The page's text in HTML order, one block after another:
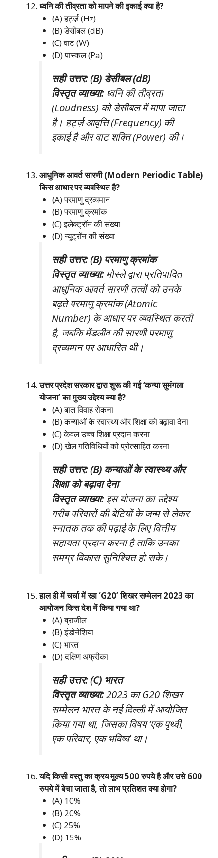
ध्वनि की तीव्रता को मापने की इकाई क्या है?
(A) हर्ट्ज़ (Hz)
(B) डेसीबल (dB)
(C) वाट (W)
(D) पास्कल (Pa)
सही उत्तर: (B) डेसीबल (dB)
विस्तृत व्याख्या:ध्वनि की तीव्रता
(Loudness) को डेसीबल में मापा जाता
है। हर्ट्ज़ आवृत्ति (Frequency) की
इकाई है और वाट शक्ति (Power) की।
आधुनिक आवर्त सारणी (Modern Periodic Table)
किस आधार पर व्यवस्थित है?
(A) परमाणु द्रव्यमान
(B) परमाणु क्रमांक
(C) इलेक्ट्रॉन की संख्या
(D) न्यूट्रॉन की संख्या
सही उत्तर: (B) परमाणु क्रमांक
विस्तृत व्याख्या:मोस्ले द्वारा प्रतिपादित
आधुनिक आवर्त सारणी तत्वों को उनके
बढ़ते परमाणु क्रमांक (Atomic
Number) के आधार पर व्यवस्थित करती
है, जबकि मेंडलीव की सारणी परमाणु
द्रव्यमान पर आधारित थी।
उत्तर प्रदेश सरकार द्वारा शुरू की गई ‘कन्या सुमंगला
योजना’ का मुख्य उद्देश्य क्या है?
(A) बाल विवाह रोकना
(B) कन्याओं के स्वास्थ्य और शिक्षा को बढ़ावा देना
(C) केवल उच्च शिक्षा प्रदान करना
(D) खेल गतिविधियों को प्रोत्साहित करना
सही उत्तर: (B) कन्याओं के स्वास्थ्य और
शिक्षा को बढ़ावा देना
विस्तृत व्याख्या:इस योजना का उद्देश्य
गरीब परिवारों की बेटियों के जन्म से लेकर
स्नातक तक की पढ़ाई के लिए वित्तीय
सहायता प्रदान करना है ताकि उनका
समग्र विकास सुनिश्चित हो सके।
हाल ही में चर्चा में रहा ‘G20’ शिखर सम्मेलन 2023 का
आयोजन किस देश में किया गया था?
(A) ब्राजील
(B) इंडोनेशिया
(C) भारत
(D) दक्षिण अफ्रीका
सही उत्तर: (C) भारत
विस्तृत व्याख्या:2023 का G20 शिखर
सम्मेलन भारत के नई दिल्ली में आयोजित
किया गया था, जिसका विषय ‘एक पृथ्वी,
एक परिवार, एक भविष्य’ था।
यदि किसी वस्तु का क्रय मूल्य 500 रुपये है और उसे 600
रुपये में बेचा जाता है, तो लाभ प्रतिशत क्या होगा?
(A) 10%
(B) 20%
(C) 25%
(D) 15%